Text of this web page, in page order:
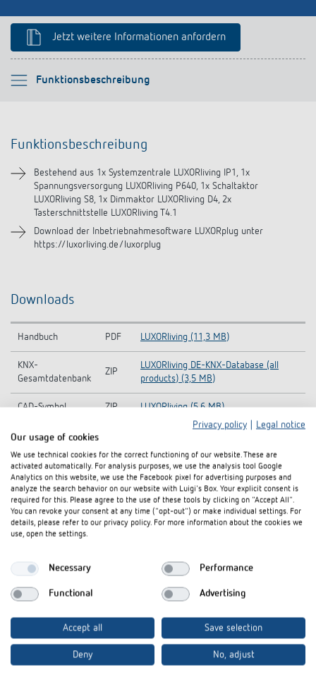
Jetzt weitere Informationen anfordern
Funktionsbeschreibung
Bitte auswählen
Funktionsbeschreibung
Bestehend aus 1x Systemzentrale LUXORliving IP1, 1x
Spannungsversorgung LUXORliving P640, 1x Schaltaktor
LUXORliving S8, 1x Dimmaktor LUXORliving D4, 2x
Tasterschnittstelle LUXORliving T4.1
Download der Inbetriebnahmesoftware LUXORplug unter
https://luxorliving.de/luxorplug
Downloads
Handbuch PDF LUXORliving (11,3 MB)
KNX-
Gesamtdatenbank
ZIP
LUXORliving DE-KNX-Database (all
products) (3,5 MB)
CAD-Symbol ZIP LUXORliving (5,6 MB)
Datenblatt
Broschüre PDF
BRO Einfach einfacher, Einfach sicherer,
LUXORliving Smart Home-System (3,9
MB)
Broschüre PDF
BRO LUXORliving Smart Home-System
Gesamtkatalog 2026 (30,2 MB)
Privacy policy
Legal notice
Our usage of cookies
We use technical cookies for the correct functioning of our website. These are
activated automatically. For analysis purposes, we use the analysis tool Google
Analytics on this website, we use the Facebook pixel for advertising purposes and
analyze the search behavior on our website with Luigi's Box. Your explicit consent is
required for this. Please agree to the use of these tools by clicking on "Accept All".
You can revoke your consent at any time ("opt-out") or make individual settings. For
details, please refer to our privacy policy. For more information about the cookies we
use, open the settings.
Necessary Performance
Functional Advertising
Accept all Save selection
Deny No, adjust